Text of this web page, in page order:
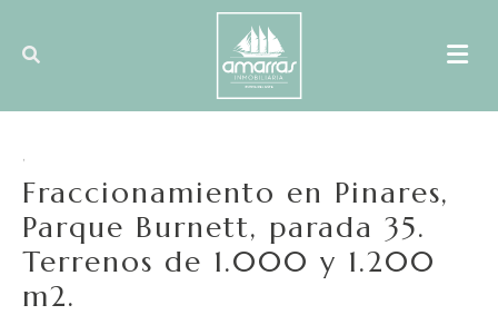
,
Fraccionamiento en Pinares,
Parque Burnett, parada 35.
Terrenos de 1.000 y 1.200
m2.